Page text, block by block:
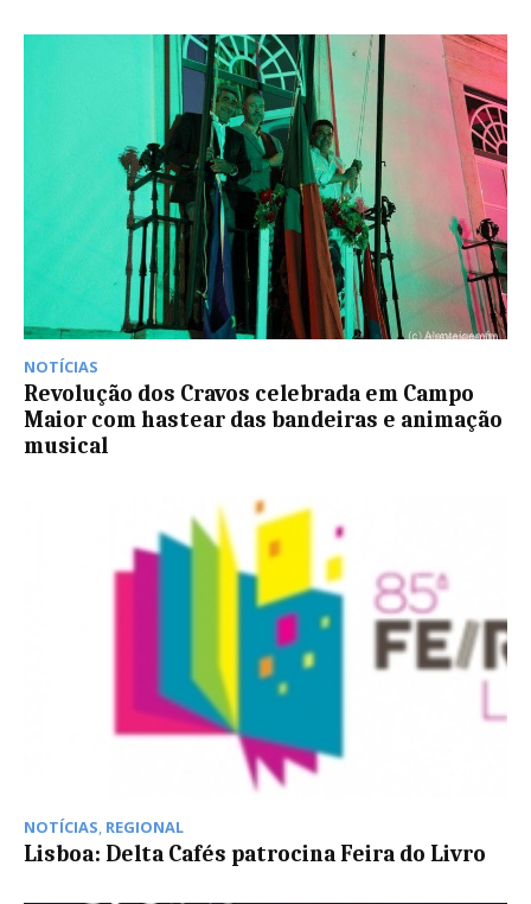
NOTÍCIAS
Revolução dos Cravos celebrada em Campo
Maior com hastear das bandeiras e animação
musical
NOTÍCIAS, REGIONAL
Lisboa: Delta Cafés patrocina Feira do Livro